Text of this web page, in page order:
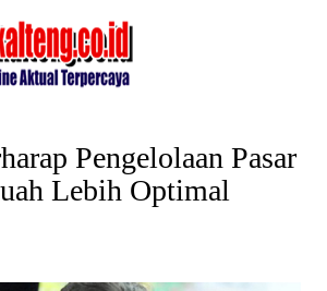
Pengelolaan Pasar
Lebih Optimal